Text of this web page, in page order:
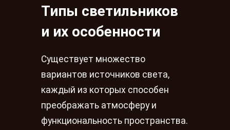
Типы светильников
и их особенности
Существует множество
вариантов источников света,
каждый из которых способен
преображать атмосферу и
функциональность пространства.